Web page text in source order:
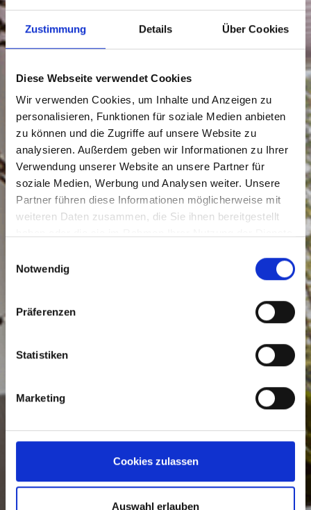
Zustimmung Details Über Cookies
Diese Webseite verwendet Cookies
Wir verwenden Cookies, um Inhalte und Anzeigen zu
personalisieren, Funktionen für soziale Medien anbieten
zu können und die Zugriffe auf unsere Website zu
analysieren. Außerdem geben wir Informationen zu Ihrer
Verwendung unserer Website an unsere Partner für
soziale Medien, Werbung und Analysen weiter. Unsere
Partner führen diese Informationen möglicherweise mit
weiteren Daten zusammen, die Sie ihnen bereitgestellt
Notwendig
Präferenzen
Statistiken
Marketing
Cookies zulassen
Auswahl erlauben